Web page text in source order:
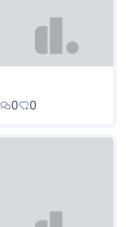
0 0